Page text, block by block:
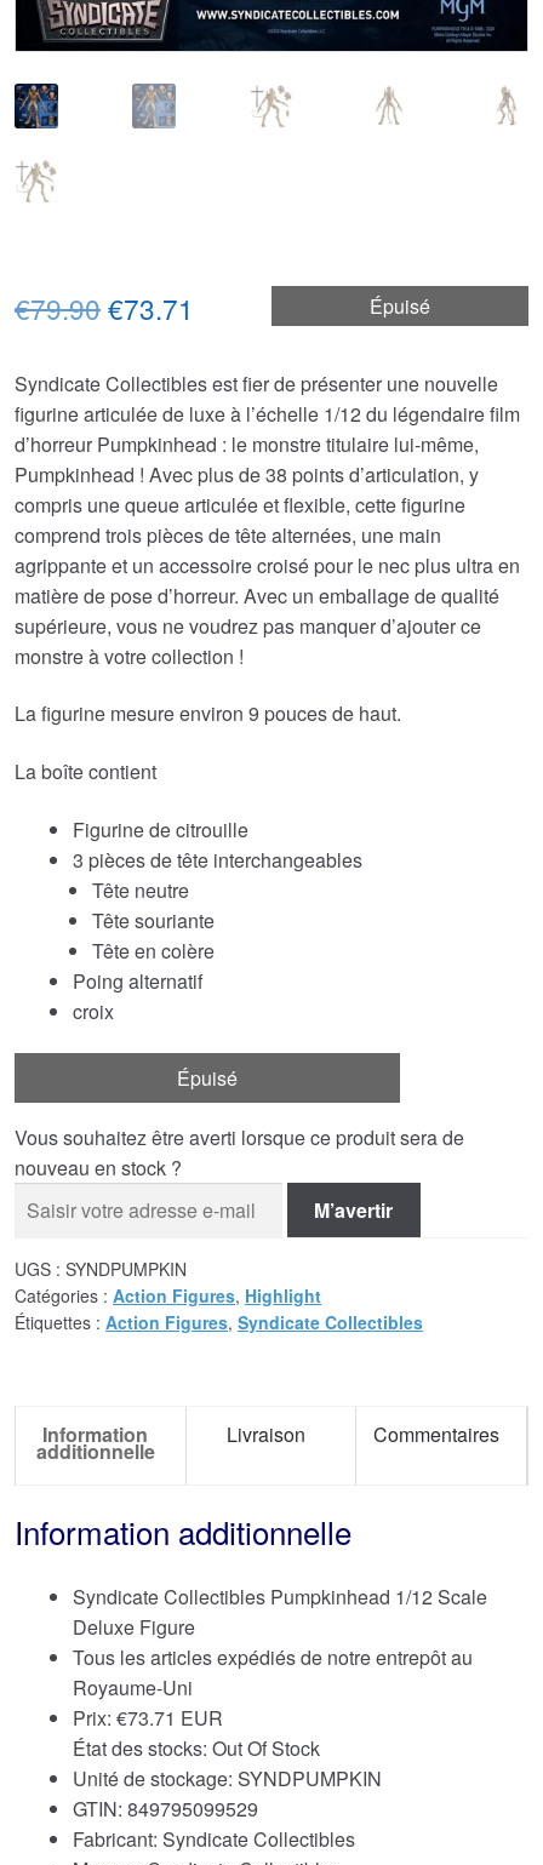
Épuisé
€79.90Le
initial
était :
€79.90.
€73.71
actuel
est :
€73.71.
Syndicate Collectibles est fier de présenter une nouvelle
figurine articulée de luxe à l’échelle 1/12 du légendaire film
d’horreur Pumpkinhead : le monstre titulaire lui-même,
Pumpkinhead ! Avec plus de 38 points d’articulation, y
compris une queue articulée et flexible, cette figurine
comprend trois pièces de tête alternées, une main
agrippante et un accessoire croisé pour le nec plus ultra en
matière de pose d’horreur. Avec un emballage de qualité
supérieure, vous ne voudrez pas manquer d’ajouter ce
monstre à votre collection !
La figurine mesure environ 9 pouces de haut.
La boîte contient
Figurine de citrouille
3 pièces de tête interchangeables
Tête neutre
Tête souriante
Tête en colère
Poing alternatif
croix
Épuisé
Vous souhaitez être averti lorsque ce produit sera de
nouveau en stock ?
M’avertir
UGS : SYNDPUMPKIN
Catégories : Action Figures, Highlight
Étiquettes : Action Figures, Syndicate Collectibles
Information
additionnelle
Livraison Commentaires
Information additionnelle
Syndicate Collectibles Pumpkinhead 1/12 Scale
Deluxe Figure
Tous les articles expédiés de notre entrepôt au
Royaume-Uni
Prix: €73.71 EUR
État des stocks: Out Of Stock
Unité de stockage: SYNDPUMPKIN
GTIN: 849795099529
Fabricant: Syndicate Collectibles